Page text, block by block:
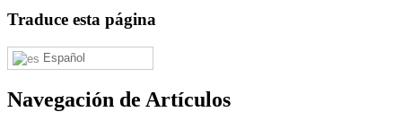
Traduce esta página
Español
Navegación de Artículos